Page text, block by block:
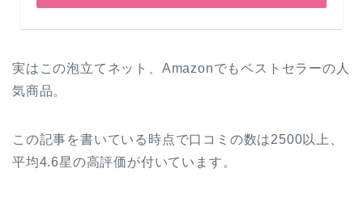
実はこの泡立てネット、Amazonでもベストセラーの人
気商品。
この記事を書いている時点で口コミの数は2500以上、
平均4.6星の高評価が付いています。